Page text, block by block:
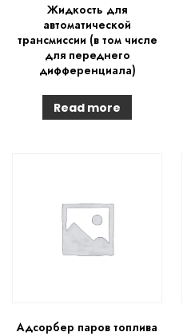
Жидкость для
автоматической
трансмиссии (в том числе
для переднего
дифференциала)
Read more
Адсорбер паров топлива